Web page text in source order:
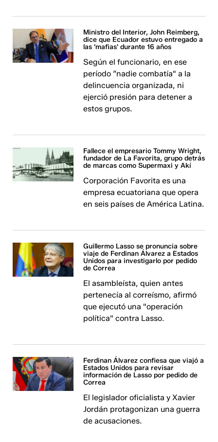
Ministro del Interior, John Reimberg,
dice que Ecuador estuvo entregado a
las 'mafias' durante 16 años
Según el funcionario, en ese
período “nadie combatía" a la
delincuencia organizada, ni
ejerció presión para detener a
estos grupos.
Fallece el empresario Tommy Wright,
fundador de La Favorita, grupo detrás
de marcas como Supermaxi y Akí
Corporación Favorita es una
empresa ecuatoriana que opera
en seis países de América Latina.
Guillermo Lasso se pronuncia sobre
viaje de Ferdinan Álvarez a Estados
Unidos para investigarlo por pedido
de Correa
El asambleísta, quien antes
pertenecía al correísmo, afirmó
que ejecutó una "operación
política" contra Lasso.
Ferdinan Álvarez confiesa que viajó a
Estados Unidos para revisar
información de Lasso por pedido de
Correa
El legislador oficialista y Xavier
Jordán protagonizan una guerra
de acusaciones.